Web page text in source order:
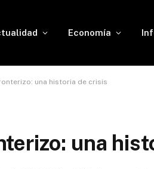
Economía
una historia de crisis
una